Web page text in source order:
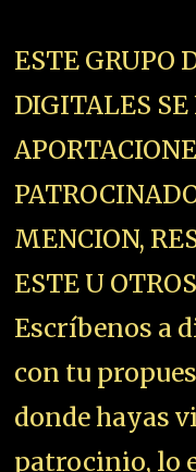
ESTE GRUPO
DIGITALES
MENCION,
ESTE U
Escríbenos a
con tu
donde hayas
patrocinio, lo